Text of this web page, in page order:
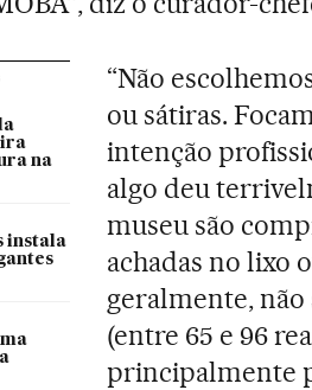
na
instala
“Não
ou sátiras.
intenção
algo deu
museu são
achadas no lixo
geralmente, não
(entre 65 e 96
principalmente